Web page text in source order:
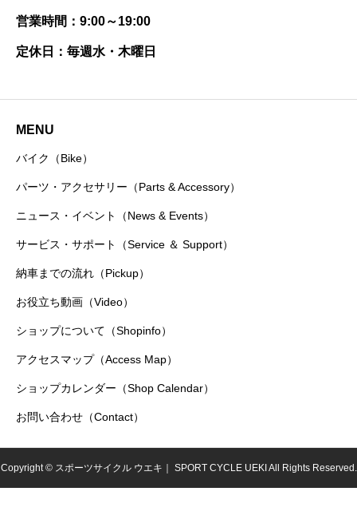
営業時間：9:00～19:00
定休日：毎週水・木曜日
MENU
バイク（Bike）
パーツ・アクセサリー（Parts & Accessory）
ニュース・イベント（News & Events）
サービス・サポート（Service ＆ Support）
納車までの流れ（Pickup）
お役立ち動画（Video）
ショップについて（Shopinfo）
アクセスマップ（Access Map）
ショップカレンダー（Shop Calendar）
お問い合わせ（Contact）
Copyright © スポーツサイクル ウエキ｜ SPORT CYCLE UEKI All Rights Reserved.